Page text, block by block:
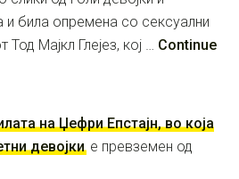
и била опремена со сексуални
Мајкл Глејез, кој … Continue
на Џефри Епстајн, во која
девојки е превземен од